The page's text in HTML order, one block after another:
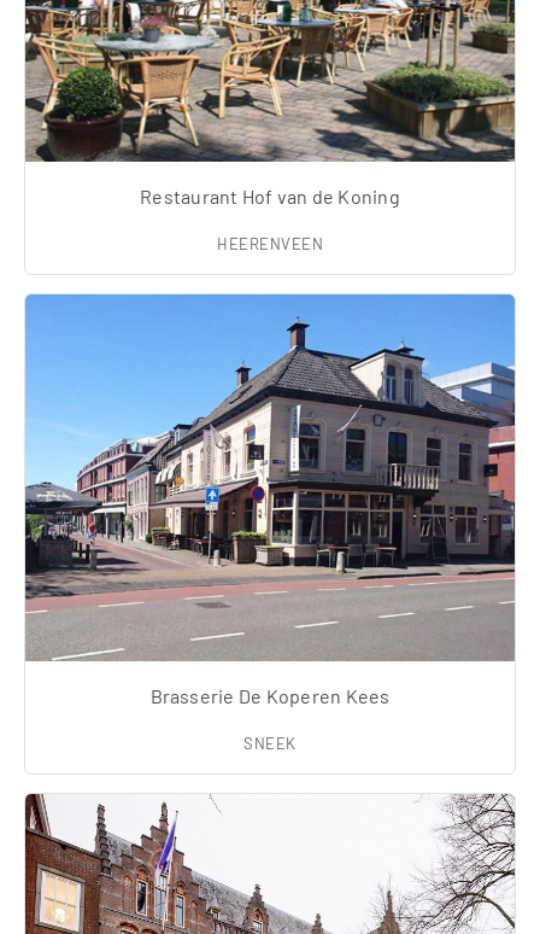
Restaurant Hof van de Koning
HEERENVEEN
Brasserie De Koperen Kees
SNEEK